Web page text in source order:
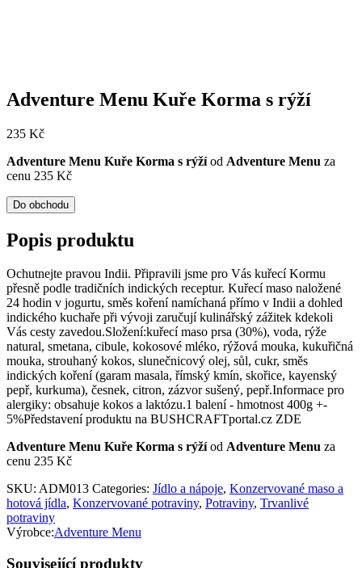
Adventure Menu Kuře Korma s rýží
235 Kč
Adventure Menu Kuře Korma s rýžíod Adventure Menu za
cenu 235 Kč
Do obchodu
Popis produktu
Ochutnejte pravou Indii. Připravili jsme pro Vás kuřecí Kormu
přesně podle tradičních indických receptur. Kuřecí maso naložené
24 hodin v jogurtu, směs koření namíchaná přímo v Indii a dohled
indického kuchaře při vývoji zaručují kulinářský zážitek kdekoli
Vás cesty zavedou.Složení:kuřecí maso prsa (30%), voda, rýže
natural, smetana, cibule, kokosové mléko, rýžová mouka, kukuřičná
mouka, strouhaný kokos, slunečnicový olej, sůl, cukr, směs
indických koření (garam masala, římský kmín, skořice, kayenský
pepř, kurkuma), česnek, citron, zázvor sušený, pepř.Informace pro
alergiky: obsahuje kokos a laktózu.1 balení - hmotnost 400g +-
5%Představení produktu na BUSHCRAFTportal.cz ZDE
Adventure Menu Kuře Korma s rýžíod Adventure Menu za
cenu 235 Kč
SKU: ADM013 Categories: Jídlo a nápoje, Konzervované maso a
hotová jídla, Konzervované potraviny, Potraviny, Trvanlivé
potraviny
Výrobce:Adventure Menu
Související produkty